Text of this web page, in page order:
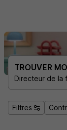
TROUVER
Directeur de la
Filtres